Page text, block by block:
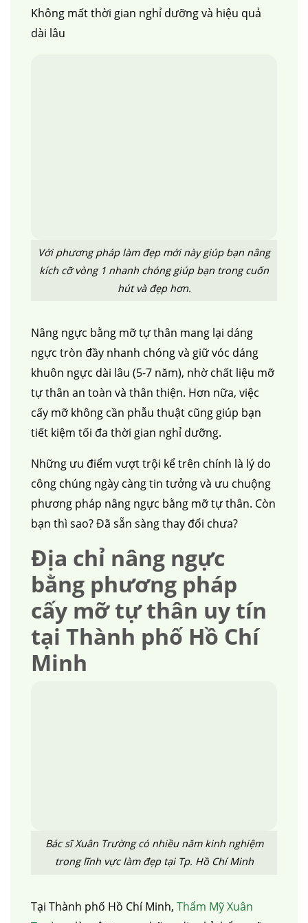
Không mất thời gian nghỉ dưỡng và hiệu quả
dài lâu
Với phương pháp làm đẹp mới này giúp bạn nâng
kích cỡ vòng 1 nhanh chóng giúp bạn trong cuốn
hút và đẹp hơn.
Nâng ngực bằng mỡ tự thân mang lại dáng
ngực tròn đầy nhanh chóng và giữ vóc dáng
khuôn ngực dài lâu (5-7 năm), nhờ chất liệu mỡ
tự thân an toàn và thân thiện. Hơn nữa, việc
cấy mỡ không cần phẫu thuật cũng giúp bạn
tiết kiệm tối đa thời gian nghỉ dưỡng.
Những ưu điểm vượt trội kể trên chính là lý do
công chúng ngày càng tin tưởng và ưu chuộng
phương pháp nâng ngực bằng mỡ tự thân. Còn
bạn thì sao? Đã sẵn sàng thay đổi chưa?
Địa chỉ nâng ngực
bằng phương pháp
cấy mỡ tự thân uy tín
tại Thành phố Hồ Chí
Minh
Bác sĩ Xuân Trường có nhiều năm kinh nghiệm
trong lĩnh vực làm đẹp tại Tp. Hồ Chí Minh
Tại Thành phố Hồ Chí Minh, Thẩm Mỹ Xuân